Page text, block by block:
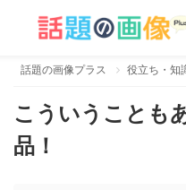
話題の画像プラス 役立ち・知
こういうことも
品！